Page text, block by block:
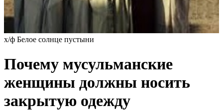
х/ф Белое солнце пустыни
Почему мусульманские
женщины должны носить
закрытую одежду